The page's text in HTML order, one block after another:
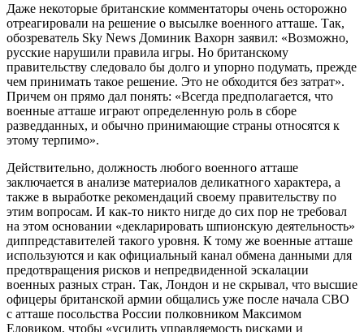
Даже некоторые британские комментаторы очень осторожно
отреагировали на решение о высылке военного атташе. Так,
обозреватель Sky News Доминик Вахорн заявил: «Возможно,
русские нарушили правила игры. Но британскому
правительству следовало бы долго и упорно подумать, прежде
чем принимать такое решение. Это не обходится без затрат».
Причем он прямо дал понять: «Всегда предполагается, что
военные атташе играют определенную роль в сборе
разведданных, и обычно принимающие страны относятся к
этому терпимо».
Действительно, должность любого военного атташе
заключается в анализе материалов деликатного характера, а
также в выработке рекомендаций своему правительству по
этим вопросам. И как-то никто нигде до сих пор не требовал
на этом основании «декларировать шпионскую деятельность»
диппредставителей такого уровня. К тому же военные атташе
используются и как официальный канал обмена данными для
предотвращения рисков и непредвиденной эскалации
военных разных стран. Так, Лондон и не скрывал, что высшие
офицеры британской армии общались уже после начала СВО
с атташе посольства России полковником Максимом
Еловиком, чтобы «усилить управляемость рисками и